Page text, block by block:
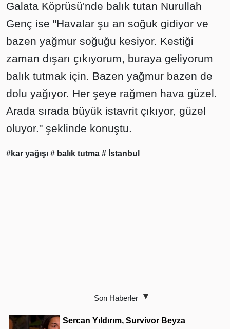
Galata Köprüsü'nde balık tutan Nurullah
Genç ise "Havalar şu an soğuk gidiyor ve
bazen yağmur soğuğu kesiyor. Kestiği
zaman dışarı çıkıyorum, buraya geliyorum
balık tutmak için. Bazen yağmur bazen de
dolu yağıyor. Her şeye rağmen hava güzel.
Arada sırada büyük istavrit çıkıyor, güzel
oluyor." şeklinde konuştu.
#kar yağışı # balık tutma # İstanbul
Son Haberler
Sercan Yıldırım, Survivor Beyza